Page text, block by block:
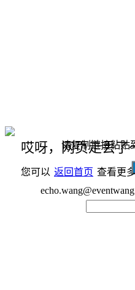
哎呀，网页走丢了
您可以 返回首页 查看更
请复制链接粘贴